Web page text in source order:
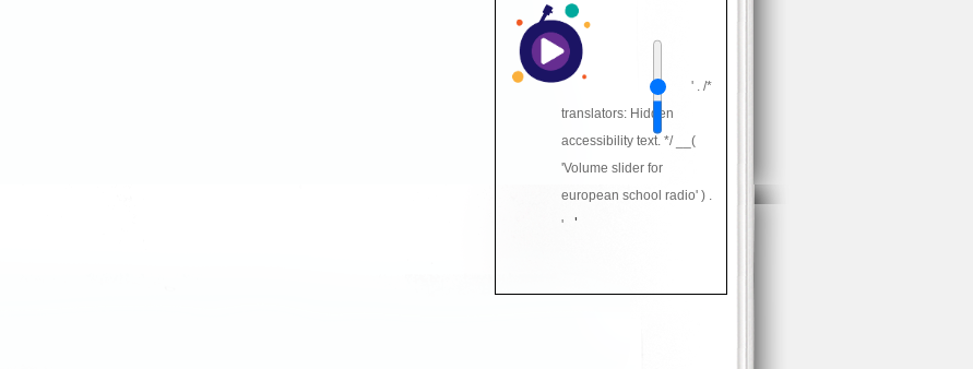
' . /*
translators: Hidden
accessibility text. */ __(
'Volume slider for
european school radio' ) .
'
'